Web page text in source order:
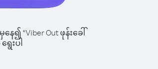
ေ၍ “Viber Out ဖုန်းခေါ်
ေးပါ